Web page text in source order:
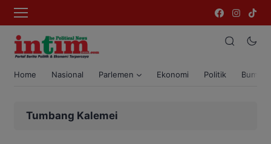
Home Nasional Parlemen Ekonomi Politik Bumi
Tumbang Kalemei